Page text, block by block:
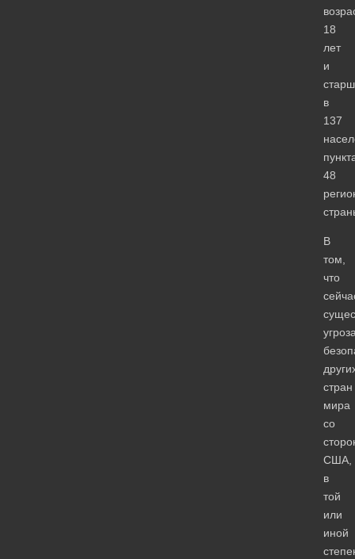
18
лет
и
в
137
48
В
том,
что
стран
мира
со
США,
в
той
или
иной